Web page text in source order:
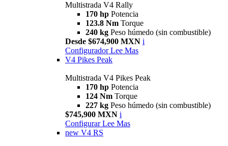
Multistrada V4 Rally
170 hp Potencia
123.8 Nm Torque
240 kg Peso húmedo (sin combustible)
Desde $674,900 MXN i
Configurador Lee Mas
V4 Pikes Peak
Multistrada V4 Pikes Peak
170 hp Potencia
124 Nm Torque
227 kg Peso húmedo (sin combustible)
$745,900 MXN i
Configurar Lee Mas
new V4 RS